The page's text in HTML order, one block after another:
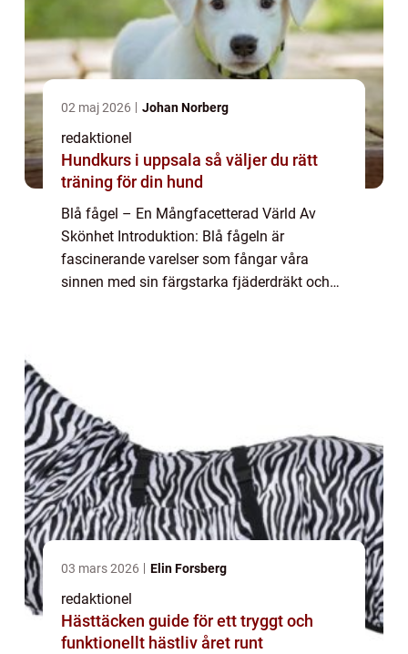
02 maj 2026 Johan Norberg
redaktionel
Hundkurs i uppsala så väljer du rätt
träning för din hund
Blå fågel – En Mångfacetterad Värld Av
Skönhet Introduktion: Blå fågeln är
fascinerande varelser som fångar våra
sinnen med sin färgstarka fjäderdräkt och
03 mars 2026 Elin Forsberg
redaktionel
Hästtäcken guide för ett tryggt och
funktionellt hästliv året runt